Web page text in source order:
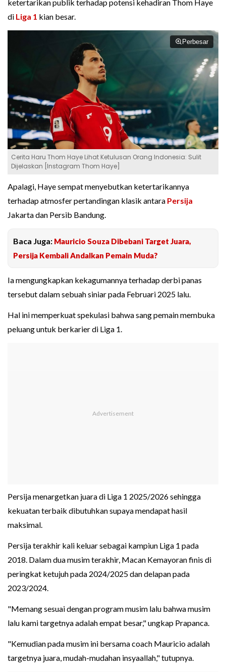
ketertarikan publik terhadap potensi kehadiran Thom Haye
di Liga 1 kian besar.
Perbesar
Cerita Haru Thom Haye Lihat Ketulusan Orang Indonesia: Sulit
Dijelaskan [Instagram Thom Haye]
Apalagi, Haye sempat menyebutkan ketertarikannya
terhadap atmosfer pertandingan klasik antara Persija
Jakarta dan Persib Bandung.
Baca Juga: Mauricio Souza Dibebani Target Juara,
Persija Kembali Andalkan Pemain Muda?
Ia mengungkapkan kekagumannya terhadap derbi panas
tersebut dalam sebuah siniar pada Februari 2025 lalu.
Hal ini memperkuat spekulasi bahwa sang pemain membuka
peluang untuk berkarier di Liga 1.
Persija menargetkan juara di Liga 1 2025/2026 sehingga
kekuatan terbaik dibutuhkan supaya mendapat hasil
maksimal.
Persija terakhir kali keluar sebagai kampiun Liga 1 pada
2018. Dalam dua musim terakhir, Macan Kemayoran finis di
peringkat ketujuh pada 2024/2025 dan delapan pada
2023/2024.
"Memang sesuai dengan program musim lalu bahwa musim
lalu kami targetnya adalah empat besar," ungkap Prapanca.
"Kemudian pada musim ini bersama coach Mauricio adalah
targetnya juara, mudah-mudahan insyaallah," tutupnya.